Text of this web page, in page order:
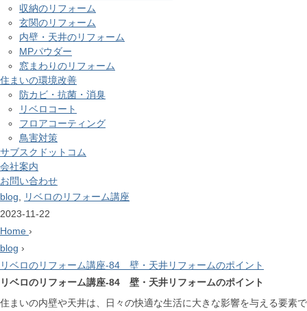
収納のリフォーム
玄関のリフォーム
内壁・天井のリフォーム
MPパウダー
窓まわりのリフォーム
住まいの環境改善
防カビ・抗菌・消臭
リベロコート
フロアコーティング
鳥害対策
サブスクドットコム
会社案内
お問い合わせ
blog
リベロのリフォーム講座
2023-11-22
Home ›
blog ›
リベロのリフォーム講座-84 壁・天井リフォームのポイント
リベロのリフォーム講座-84 壁・天井リフォームのポイント
住まいの内壁や天井は、日々の快適な生活に大きな影響を与える要素で